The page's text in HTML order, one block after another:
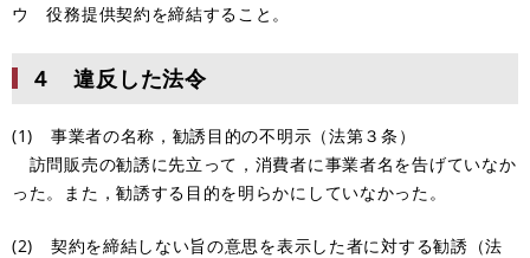
ウ 役務提供契約を締結すること。
４ 違反した法令
(1) 事業者の名称，勧誘目的の不明示（法第３条）
訪問販売の勧誘に先立って，消費者に事業者名を告げていなか
った。また，勧誘する目的を明らかにしていなかった。
(2) 契約を締結しない旨の意思を表示した者に対する勧誘（法